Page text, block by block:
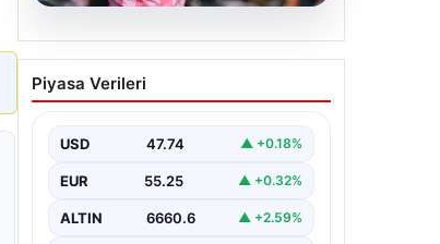
Dünya Kupası sonrası da
durmuyor! Messi
Piyasa Verileri
USD 47.74 ▲ +0.18%
EUR 55.25 ▲ +0.32%
ALTIN 6660.6 ▲ +2.59%